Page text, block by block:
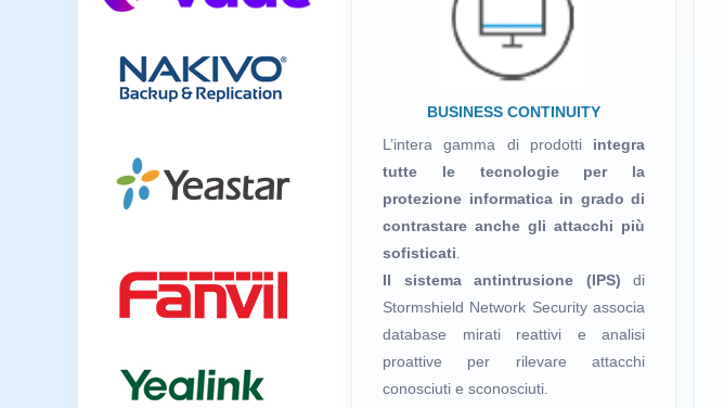
BUSINESS CONTINUITY
L’intera gamma di prodotti integra
tutte le tecnologie per la
protezione informatica in grado di
contrastare anche gli attacchi più
sofisticati.
Il sistema antintrusione (IPS) di
Stormshield Network Security associa
database mirati reattivi e analisi
proattive per rilevare attacchi
conosciuti e sconosciuti.